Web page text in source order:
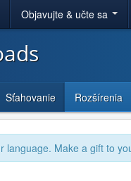
Objavujte & učte sa
Sťahovanie Rozšírenia
language. Make a gift to